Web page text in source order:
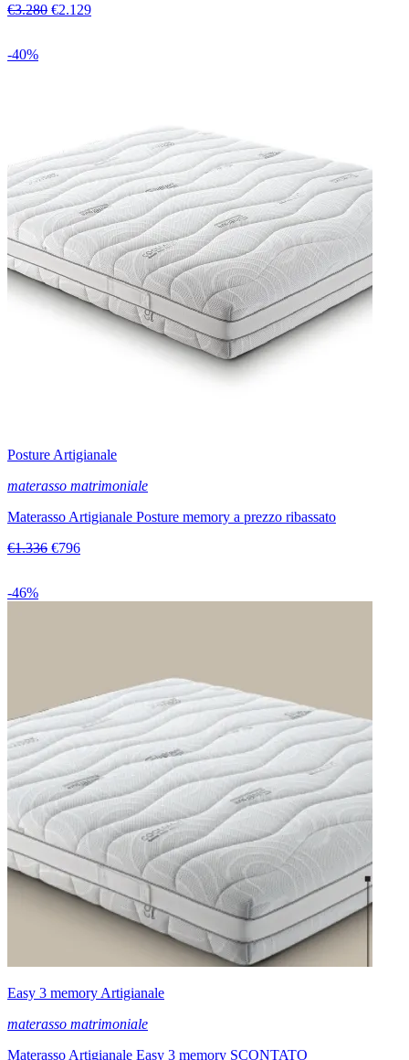
€3.280 €2.129
-40%
Posture Artigianale
materasso matrimoniale
Materasso Artigianale Posture memory a prezzo ribassato
€1.336 €796
-46%
Easy 3 memory Artigianale
materasso matrimoniale
Materasso Artigianale Easy 3 memory SCONTATO